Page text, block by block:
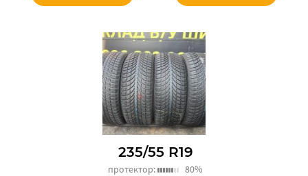
235/55 R19
протектор: 80%